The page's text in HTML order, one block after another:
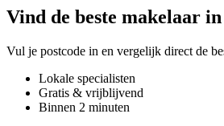
Vind de beste makelaar
Vul je postcode in en vergelijk direct de
Lokale specialisten
Gratis & vrijblijvend
Binnen 2 minuten